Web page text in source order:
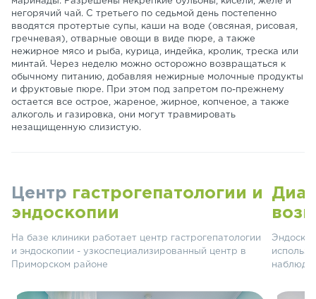
негорячий чай. С третьего по седьмой день постепенно
вводятся протертые супы, каши на воде (овсяная, рисовая,
гречневая), отварные овощи в виде пюре, а также
нежирное мясо и рыба, курица, индейка, кролик, треска или
минтай. Через неделю можно осторожно возвращаться к
обычному питанию, добавляя нежирные молочные продукты
и фруктовые пюре. При этом под запретом по-прежнему
остается все острое, жареное, жирное, копченое, а также
алкоголь и газировка, они могут травмировать
незащищенную слизистую.
Центр гастрогепатологии и
эндоскопии
На базе клиники работает центр гастрогепатологии
и эндоскопии - узкоспециализированный центр в
Приморском районе